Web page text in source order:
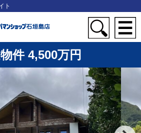
ト
件 4,500万円